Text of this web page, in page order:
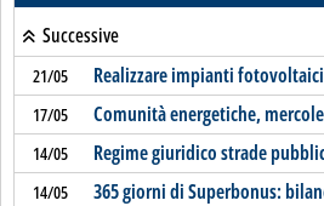
Successive
21/05 Realizzare impianti fotovoltaici
17/05 Comunità energetiche,
14/05 Regime giuridico strade
14/05 365 giorni di Superbonus: